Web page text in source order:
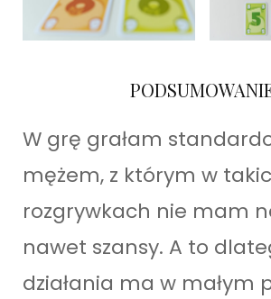
W grę grałam
mężem, z którym w
rozgrywkach nie mam
nawet szansy. A to
działania ma w małym